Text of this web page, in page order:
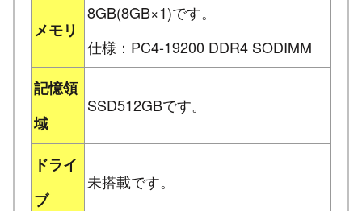
メモリ
8GB(8GB×1)です。
仕様：PC4-19200 DDR4 SODIMM
記憶領
域
SSD512GBです。
ドライ
ブ
未搭載です。